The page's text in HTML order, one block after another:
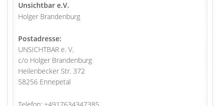
Unsichtbar e.V.
Holger Brandenburg
Postadresse:
UNSICHTBAR e. V.
c/o Holger Brandenburg
Heilenbecker Str. 372
58256 Ennepetal